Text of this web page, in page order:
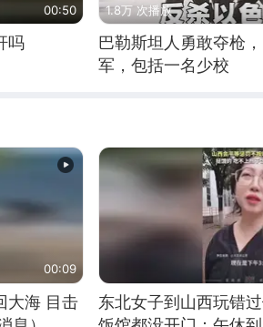
00:50
吗
1.8万 次播放
巴勒斯坦人勇敢夺枪
军，包括一名少校
00:09
大海 目击
东北女子到山西玩错